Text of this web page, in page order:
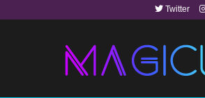
Twitter